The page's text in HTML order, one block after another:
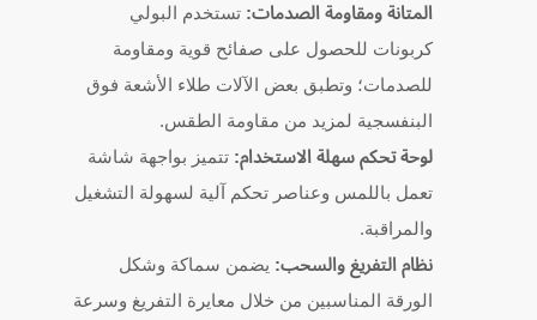
المتانة ومقاومة الصدمات:تستخدم البولي
كربونات للحصول على صفائح قوية ومقاومة
للصدمات؛ وتطبق بعض الآلات طلاء الأشعة فوق
البنفسجية لمزيد من مقاومة الطقس.
لوحة تحكم سهلة الاستخدام:تتميز بواجهة شاشة
تعمل باللمس وعناصر تحكم آلية لسهولة التشغيل
والمراقبة.
نظام التفريغ والسحب: يضمن سماكة وشكل
الورقة المناسبين من خلال معايرة التفريغ وسرعة